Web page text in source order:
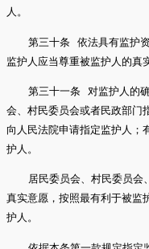
人。
第三十条 依法具有监护
监护人应当尊重被监护人的真
第三十一条 对监护人的
会、村民委员会或者民政部门
向人民法院申请指定监护人；
护人。
居民委员会、村民委员会
真实意愿，按照最有利于被监
护人。